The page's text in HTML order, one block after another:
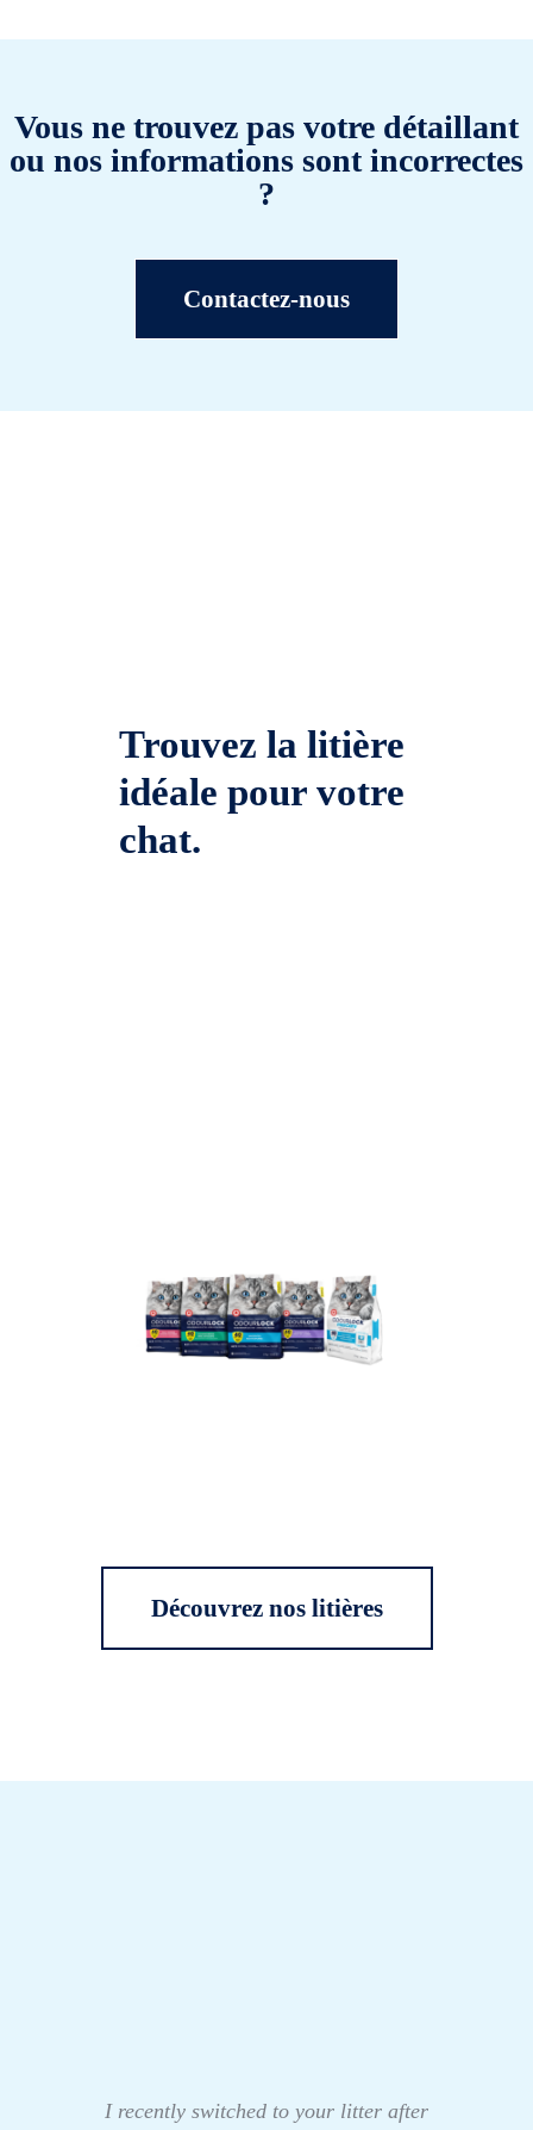
Vous ne trouvez pas votre détaillant
ou nos informations sont incorrectes
?
Contactez-nous
Trouvez la litière
idéale pour votre
chat.
Découvrez nos litières
I recently switched to your litter after